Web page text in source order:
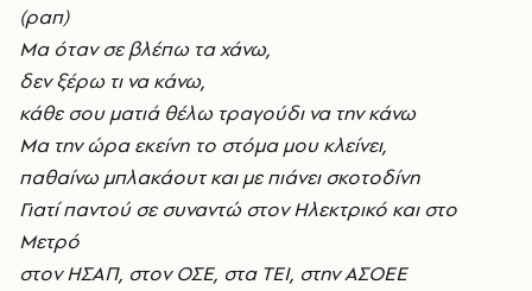
(ραπ)
Mα όταν σε βλέπω τα χάνω,
δεν ξέρω τι να κάνω,
κάθε σου ματιά θέλω τραγούδι να την κάνω
Mα την ώρα εκείνη το στόμα μου κλείνει,
παθαίνω μπλακάουτ και με πιάνει σκοτοδίνη
Γιατί παντού σε συναντώ στον Hλεκτρικό και στο
Mετρό
στον HΣAΠ, στον OΣE, στα TEI, στην AΣOEE